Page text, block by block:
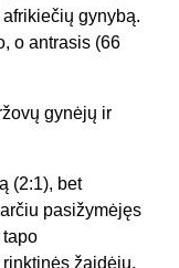
gynybą.
o antrasis (66
gynėjų ir
(2:1), bet
pasižymėjęs
tapo
žaidėju,